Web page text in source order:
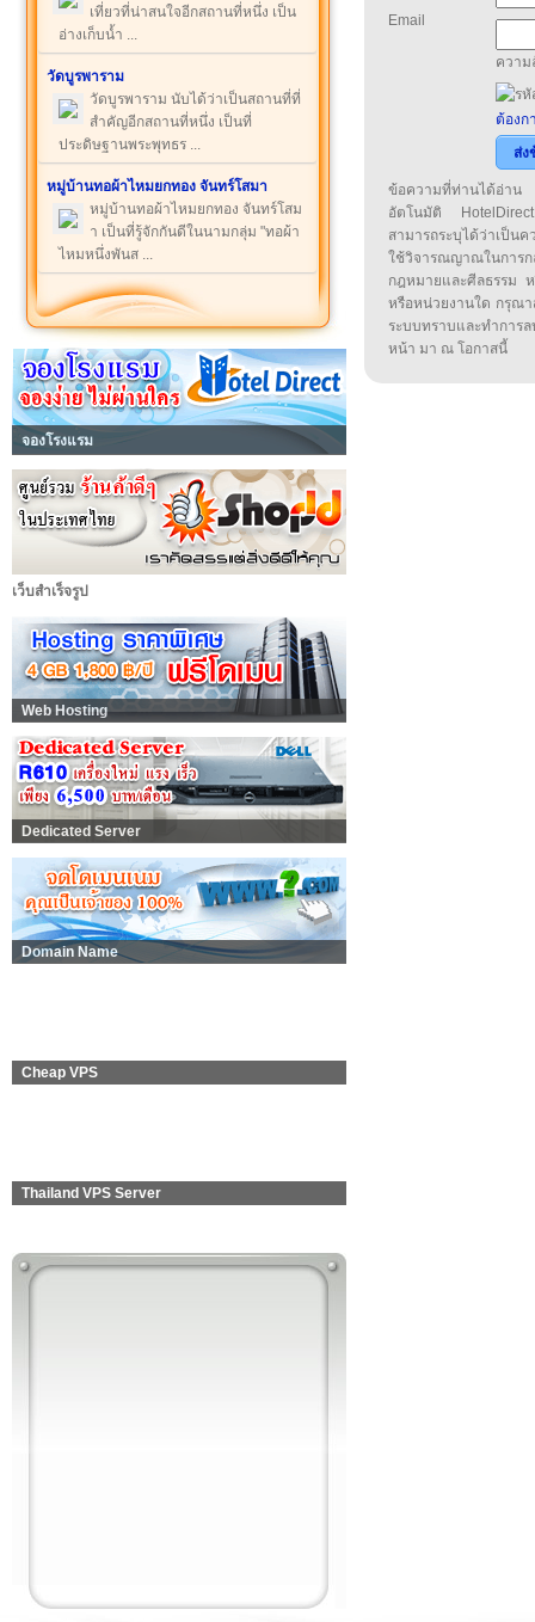
เที่ยวที่น่าสนใจอีกสถานที่หนึ่ง เป็น
อ่างเก็บน้ำ ...
วัดบูรพาราม
วัดบูรพาราม นับได้ว่าเป็นสถานที่ที่
สำคัญอีกสถานที่หนึ่ง เป็นที่
ประดิษฐานพระพุทธร ...
หมู่บ้านทอผ้าไหมยกทอง จันทร์โสมา
หมู่บ้านทอผ้าไหมยกทอง จันทร์โสม
า เป็นที่รู้จักกันดีในนามกลุ่ม "ทอผ้า
ไหมหนึ่งพันส ...
จองโรงแรม
เว็บสำเร็จรูป
Web Hosting
Dedicated Server
Domain Name
Cheap VPS
Thailand VPS Server
Email
ความ
ต้องก
ส่ง
ข้อความที่ท่านได้อ่าน
อัตโนมัติ
สามารถระบุได้ว่าเป็น
ใช้วิจารณญาณในกา
กฎหมายและศีลธรรม
หรือหน่วยงานใด กรุณา
ระบบทราบและทำกา
หน้า มา ณ โอกาสนี้